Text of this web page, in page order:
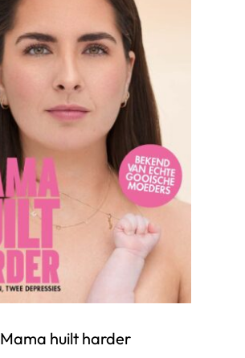
Mama huilt harder